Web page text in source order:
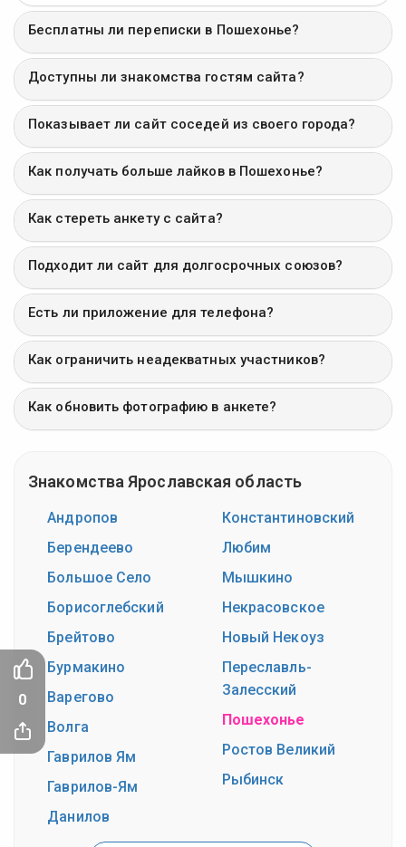
Бесплатны ли переписки в Пошехонье?
Доступны ли знакомства гостям сайта?
Показывает ли сайт соседей из своего города?
Как получать больше лайков в Пошехонье?
Как стереть анкету с сайта?
Подходит ли сайт для долгосрочных союзов?
Есть ли приложение для телефона?
Как ограничить неадекватных участников?
Как обновить фотографию в анкете?
Знакомства Ярославская область
Андропов
Берендеево
Большое Село
Борисоглебский
Брейтово
Бурмакино
Варегово
Волга
Гаврилов Ям
Гаврилов-Ям
Данилов
Константиновский
Любим
Мышкино
Некрасовское
Новый Некоуз
Переславль-
Залесский
Пошехонье
Ростов Великий
Рыбинск
0